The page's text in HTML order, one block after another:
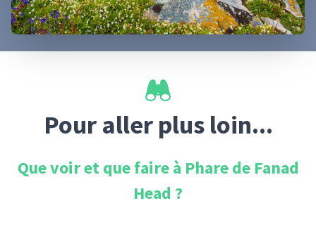
Pour aller plus loin...
Que voir et que faire à Phare de Fanad
Head ?